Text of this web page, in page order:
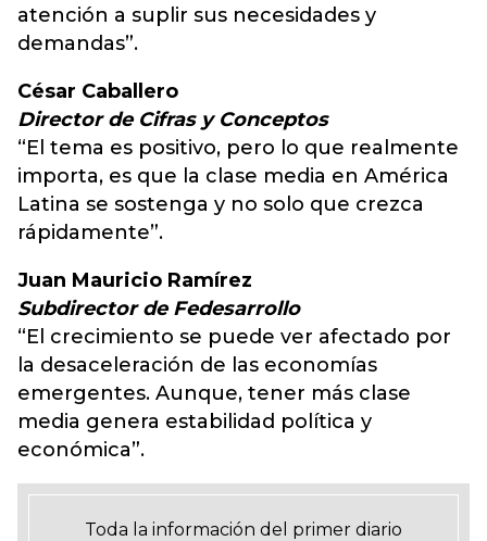
atención a suplir sus necesidades y
demandas”.
César Caballero
Director de Cifras y Conceptos
“El tema es positivo, pero lo que realmente
importa, es que la clase media en América
Latina se sostenga y no solo que crezca
rápidamente”.
Juan Mauricio Ramírez
Subdirector de Fedesarrollo
“El crecimiento se puede ver afectado por
la desaceleración de las economías
emergentes. Aunque, tener más clase
media genera estabilidad política y
económica”.
Toda la información del primer diario